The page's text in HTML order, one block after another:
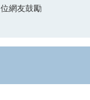
位網友鼓勵